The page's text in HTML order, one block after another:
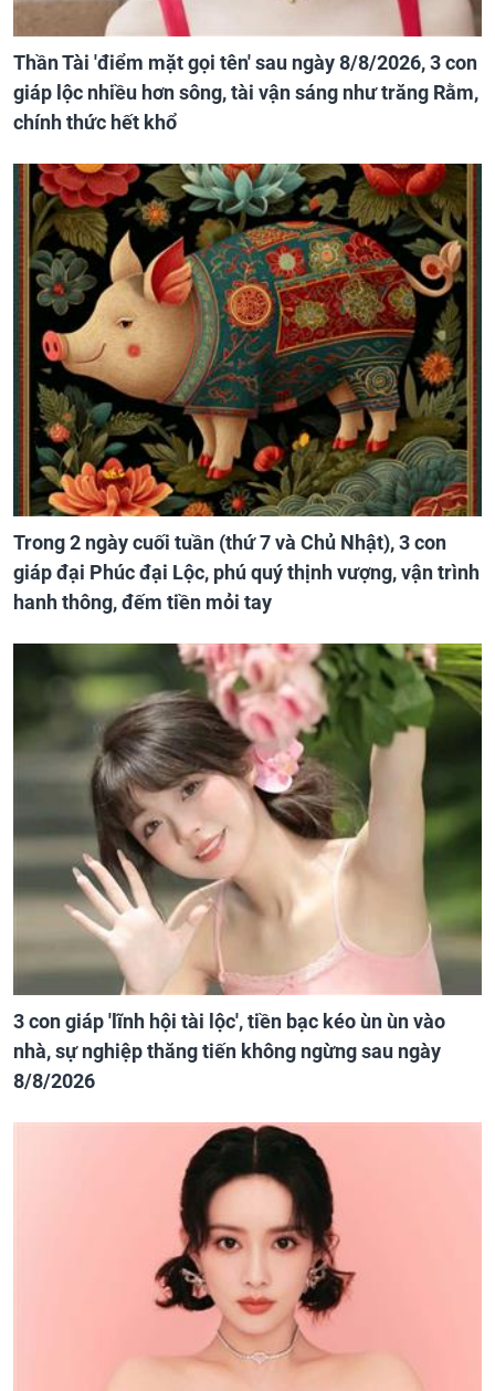
Thần Tài 'điểm mặt gọi tên' sau ngày 8/8/2026, 3 con
giáp lộc nhiều hơn sông, tài vận sáng như trăng Rằm,
chính thức hết khổ
Trong 2 ngày cuối tuần (thứ 7 và Chủ Nhật), 3 con
giáp đại Phúc đại Lộc, phú quý thịnh vượng, vận trình
hanh thông, đếm tiền mỏi tay
3 con giáp 'lĩnh hội tài lộc', tiền bạc kéo ùn ùn vào
nhà, sự nghiệp thăng tiến không ngừng sau ngày
8/8/2026